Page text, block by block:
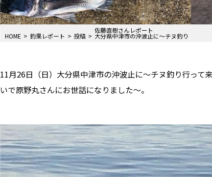
HOME 釣果レポート 投稿
佐藤直樹さんレポート
大分県中津市の沖波止に〜チヌ釣り
11月26日（日）大分県中津市の沖波止に〜チヌ釣り行っ
いで原野丸さんにお世話になりました〜。